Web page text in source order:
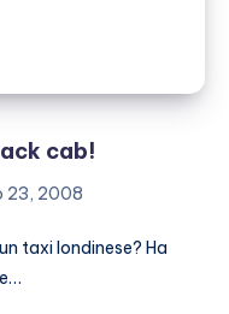
cab!
23, 2008
taxi londinese? Ha